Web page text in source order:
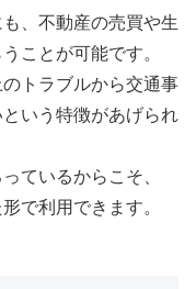
、不動産の売買や生
ことが可能です。
トラブルから交通事
いう特徴があげられ
ているからこそ、
で利用できます。